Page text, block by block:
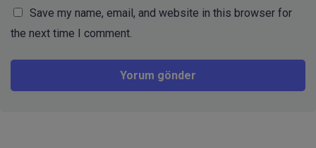
Save my name, email, and website in this browser for
the next time I comment.